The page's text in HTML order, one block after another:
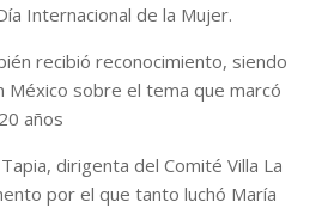
Internacional de la Mujer.
recibió reconocimiento, siendo
México sobre el tema que marcó
años
dirigenta del Comité Villa La
por el que tanto luchó María